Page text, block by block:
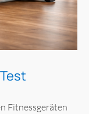
Fitnessgeräten